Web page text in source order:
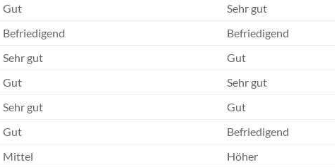
Gut Sehr gut
Befriedigend Befriedigend
Sehr gut Gut
Gut Sehr gut
Sehr gut Gut
Gut Befriedigend
Mittel Höher